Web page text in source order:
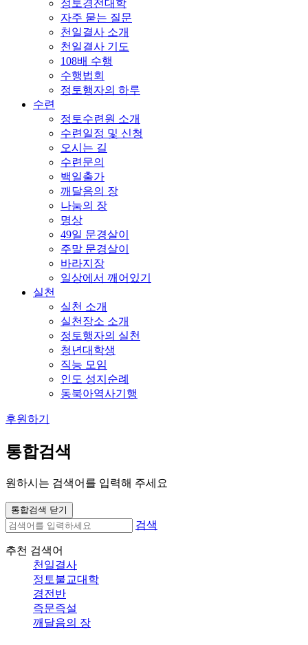
정토경전대학
자주 묻는 질문
천일결사 소개
천일결사 기도
108배 수행
수행법회
정토행자의 하루
수련
정토수련원 소개
수련일정 및 신청
오시는 길
수련문의
백일출가
깨달음의 장
나눔의 장
명상
49일 문경살이
주말 문경살이
바라지장
일상에서 깨어있기
실천
실천 소개
실천장소 소개
정토행자의 실천
청년대학생
직능 모임
인도 성지순례
동북아역사기행
후원하기
통합검색
원하시는 검색어를 입력해 주세요
통합검색 닫기
검색
추천 검색어
천일결사
정토불교대학
경전반
즉문즉설
깨달음의 장